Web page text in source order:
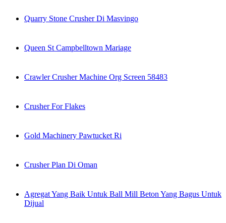
Quarry Stone Crusher Di Masvingo
Queen St Campbelltown Mariage
Crawler Crusher Machine Org Screen 58483
Crusher For Flakes
Gold Machinery Pawtucket Ri
Crusher Plan Di Oman
Agregat Yang Baik Untuk Ball Mill Beton Yang Bagus Untuk
Dijual